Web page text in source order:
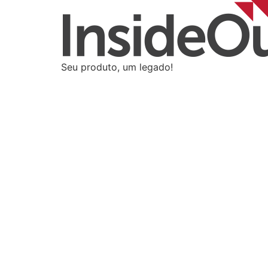
Seu produto, um legado!